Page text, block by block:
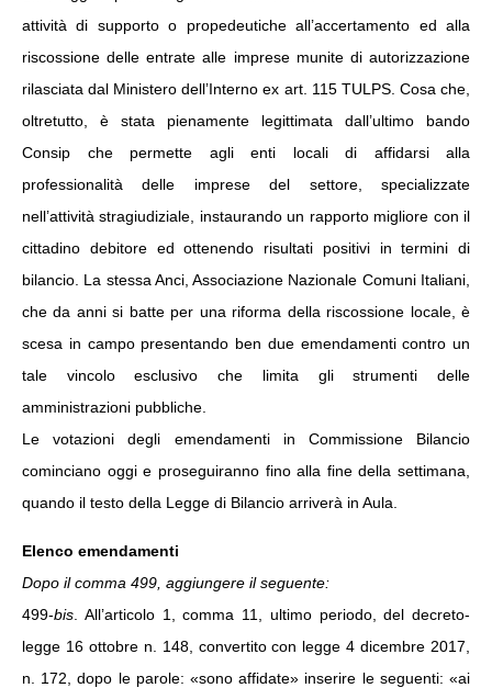
attività di supporto o propedeutiche all’accertamento ed alla
riscossione delle entrate alle imprese munite di autorizzazione
rilasciata dal Ministero dell’Interno ex art. 115 TULPS. Cosa che,
oltretutto, è stata pienamente legittimata dall’ultimo bando
Consip che permette agli enti locali di affidarsi alla
professionalità delle imprese del settore, specializzate
nell’attività stragiudiziale, instaurando un rapporto migliore con il
cittadino debitore ed ottenendo risultati positivi in termini di
bilancio. La stessa Anci, Associazione Nazionale Comuni Italiani,
che da anni si batte per una riforma della riscossione locale, è
scesa in campo presentando ben due emendamenti contro un
tale vincolo esclusivo che limita gli strumenti delle
amministrazioni pubbliche.
Le votazioni degli emendamenti in Commissione Bilancio
cominciano oggi e proseguiranno fino alla fine della settimana,
quando il testo della Legge di Bilancio arriverà in Aula.
Elenco emendamenti
Dopo il comma 499, aggiungere il seguente:
499-bis . All’articolo 1, comma 11, ultimo periodo, del decreto-
legge 16 ottobre n. 148, convertito con legge 4 dicembre 2017,
n. 172, dopo le parole: «sono affidate» inserire le seguenti: «ai